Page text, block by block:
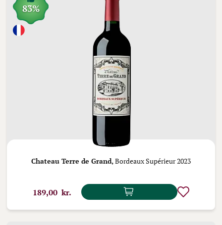
83%
Chateau Terre de Grand, Bordeaux Supérieur 2023
189,00 kr.